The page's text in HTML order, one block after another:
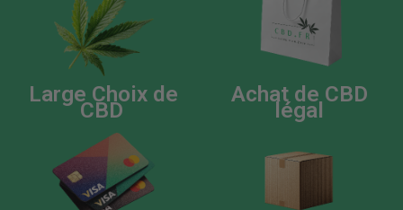
Large Choix de
CBD
Achat de CBD
légal